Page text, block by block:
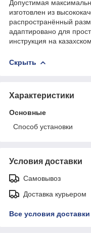
Допустимая
изготовлен из
распространённый
адаптировано для
инструкция на
Скрыть
Характеристики
Основные
Способ установки
Условия доставки
Самовывоз
Доставка курьером
Все условия доставки